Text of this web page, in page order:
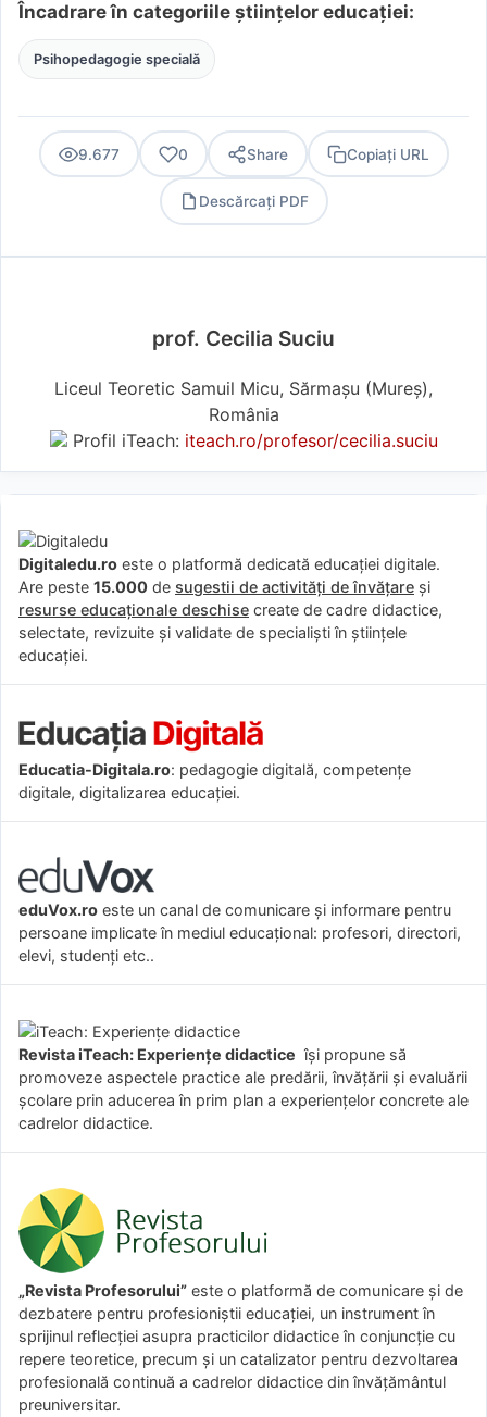
Încadrare în categoriile științelor educației:
Psihopedagogie specială
9.677 0 Share Copiați URL
Descărcați PDF
prof. Cecilia Suciu
Liceul Teoretic Samuil Micu, Sărmașu (Mureş),
România
Profil iTeach: iteach.ro/profesor/cecilia.suciu
Digitaledu.ro este o platformă dedicată educației digitale.
Are peste 15.000 de sugestii de activități de învățare și
resurse educaționale deschise create de cadre didactice,
selectate, revizuite și validate de specialiști în științele
educației.
Educatia-Digitala.ro: pedagogie digitală, competențe
digitale, digitalizarea educației.
eduVox.ro este un canal de comunicare și informare pentru
persoane implicate în mediul educațional: profesori, directori,
elevi, studenți etc..
Revista iTeach: Experienţe didactice îşi propune să
promoveze aspectele practice ale predării, învăţării şi evaluării
şcolare prin aducerea în prim plan a experienţelor concrete ale
cadrelor didactice.
„Revista Profesorului” este o platformă de comunicare și de
dezbatere pentru profesioniștii educației, un instrument în
sprijinul reflecției asupra practicilor didactice în conjuncție cu
repere teoretice, precum și un catalizator pentru dezvoltarea
profesională continuă a cadrelor didactice din învățământul
preuniversitar.